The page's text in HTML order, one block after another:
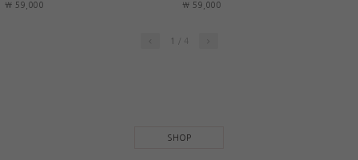
￦ 59,000 ￦ 59,000
1 /
SHOP